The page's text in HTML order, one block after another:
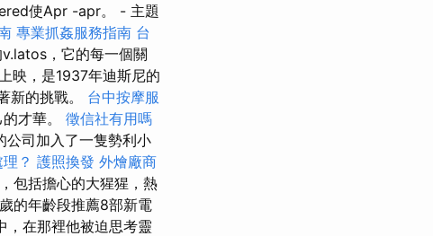
使Apr -apr。 - 主題
專業抓姦服務指南 台
，它的每一個關
映，是1937年迪斯尼的
新的挑戰。 台中按摩服
才華。 徵信社有用嗎
公司加入了一隻勢利小
？ 護照換發 外燴廠商
包括擔心的大猩猩，熱
的年齡段推薦8部新電
，在那裡他被迫思考靈